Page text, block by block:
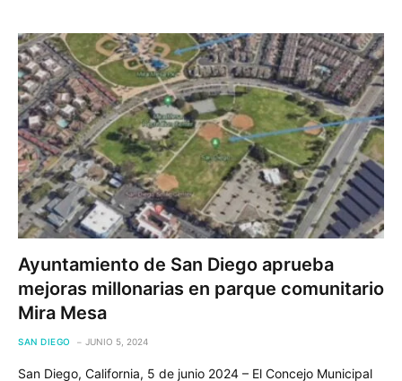
Ayuntamiento de San Diego aprueba
mejoras millonarias en parque comunitario
Mira Mesa
SAN DIEGO JUNIO 5, 2024
San Diego, California, 5 de junio 2024 – El Concejo Municipal